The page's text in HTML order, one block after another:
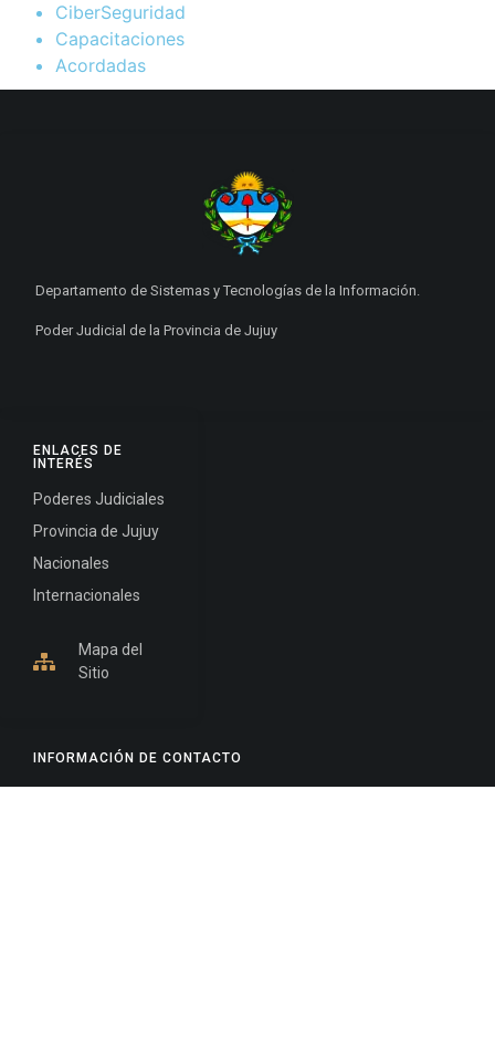
CiberSeguridad
Capacitaciones
Acordadas
INFORMACIÓN DE CONTACTO
ENLACES DE
INTERÉS
Poderes Judiciales
Provincia de Jujuy
Nacionales
Internacionales
Mapa del
Sitio
Departamento de Sistemas y Tecnologías de la Información.
Poder Judicial de la Provincia de Jujuy